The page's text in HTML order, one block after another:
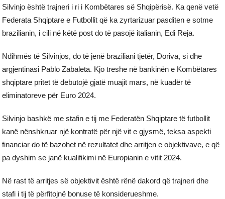
Silvinjo është trajneri i ri i Kombëtares së Shqipërisë. Ka qenë vetë
Federata Shqiptare e Futbollit që ka zyrtarizuar pasditen e sotme
brazilianin, i cili në këtë post do të pasojë italianin, Edi Reja.
Ndihmës të Silvinjos, do të jenë braziliani tjetër, Doriva, si dhe
argjentinasi Pablo Zabaleta. Kjo treshe në bankinën e Kombëtares
shqiptare pritet të debutojë gjatë muajit mars, në kuadër të
eliminatoreve për Euro 2024.
Silvinjo bashkë me stafin e tij me Federatën Shqiptare të futbollit
kanë nënshkruar një kontratë për një vit e gjysmë, teksa aspekti
financiar do të bazohet në rezultatet dhe arritjen e objektivave, e që
pa dyshim se janë kualifikimi në Europianin e vitit 2024.
Në rast të arritjes së objektivit është rënë dakord që trajneri dhe
stafi i tij të përfitojnë bonuse të konsiderueshme.